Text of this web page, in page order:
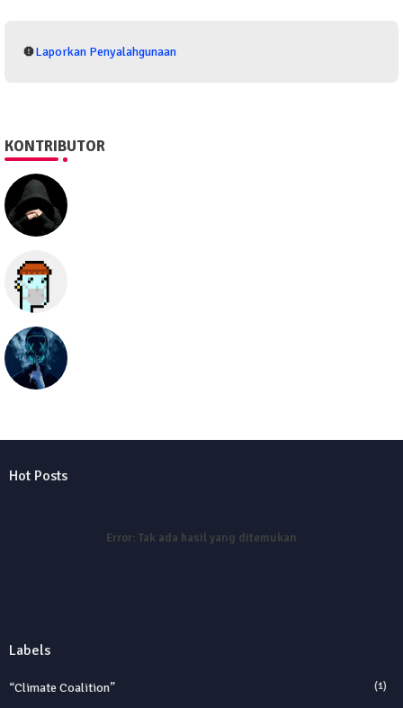
Laporkan Penyalahgunaan
KONTRIBUTOR
Hot Posts
Error: Tak ada hasil yang ditemukan
Labels
“Climate Coalition” (1)